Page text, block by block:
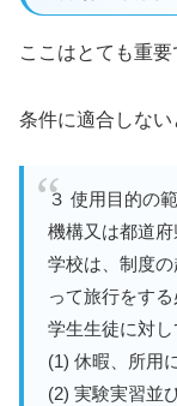
ここはとても重要
条件に適合しない
３ 使用目的の
機構又は都道
学校は、制度
って旅行をす
学生生徒に対し
(1) 休暇、所用
(2) 実験実習並